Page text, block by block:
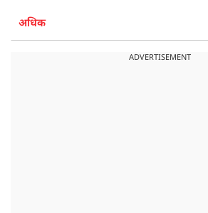
अधिक
ADVERTISEMENT